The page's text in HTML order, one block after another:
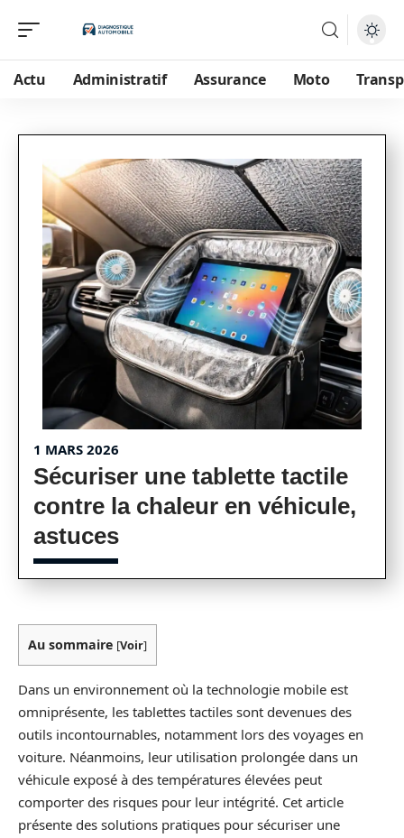
Actu Administratif Assurance Moto
1 MARS 2026
Sécuriser une tablette tactile
contre la chaleur en véhicule,
astuces
Au sommaire [Voir]
Dans un environnement où la technologie mobile est
omniprésente, les tablettes tactiles sont devenues des
outils incontournables, notamment lors des voyages en
voiture. Néanmoins, leur utilisation prolongée dans un
véhicule exposé à des températures élevées peut
comporter des risques pour leur intégrité. Cet article
présente des solutions pratiques pour sécuriser une